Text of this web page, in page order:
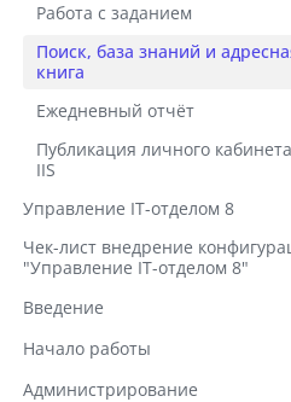
Работа с заданием
Поиск, база знаний и
книга
Ежедневный отчёт
Публикация личного
IIS
Управление IT-отделом 8
Чек-лист внедрение
"Управление IT-отделом 8"
Введение
Начало работы
Администрирование